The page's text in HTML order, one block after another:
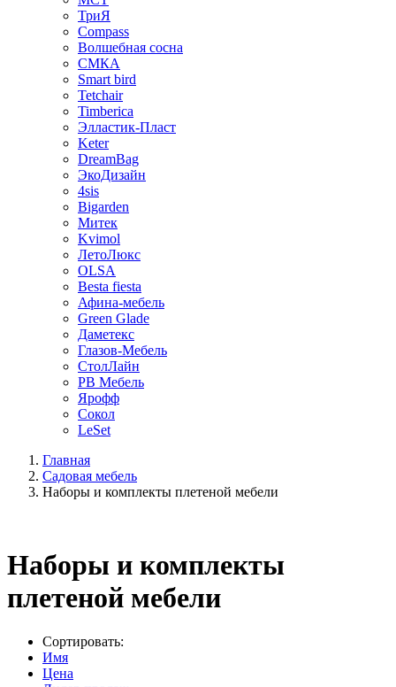
ТриЯ
Compass
Волшебная сосна
СМКА
Smart bird
Tetchair
Timberica
Элластик-Пласт
Keter
DreamBag
ЭкоДизайн
4sis
Bigarden
Митек
Kvimol
ЛетоЛюкс
OLSA
Besta fiesta
Афина-мебель
Green Glade
Даметекс
Глазов-Мебель
СтолЛайн
РВ Мебель
Ярофф
Сокол
LeSet
Главная
Садовая мебель
Наборы и комплекты плетеной мебели
Наборы и комплекты
плетеной мебели
Сортировать:
Имя
Цена